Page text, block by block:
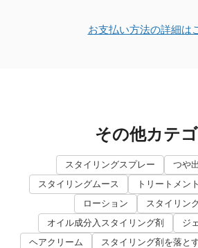
お支払い方法の詳細は
その他カテ
スタイリングスプレー
つや
スタイリングムース
トリートメン
ローション
スタイリン
オイル成分入スタイリング剤
ジ
ヘアクリーム
スタイリング剤を落と